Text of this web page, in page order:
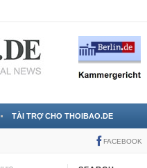
TÀI TRỢ CHO THOIBAO.DE
FACEBOOK